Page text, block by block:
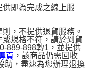
即為完成之線上服
，不提供退貨服務。
規格不符，請於到貨
889-898轉1，並提供
頁 ，該商品仍需回收
助，盡速為您辦理退換